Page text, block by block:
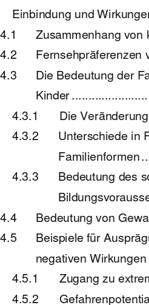
Einbindung und
4.1 Zusammenhang von
4.2 Fernsehpräferenzen
4.3
Die Bedeutung der
Kinder
4.3.1
Die
4.3.2
Unterschiede in
Familienformen
4.3.3 Bedeutung des
4.4 Bedeutung von
4.5 Beispiele für
negativen
4.5.1 Zugang zu
4.5.2